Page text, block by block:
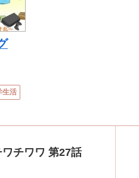
生活
ワチワワ 第27話